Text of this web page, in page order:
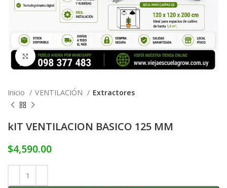
Click to enlarge
Inicio VENTILACIÓN Extractores
kIT VENTILACION BASICO 125 MM
$4,590.00